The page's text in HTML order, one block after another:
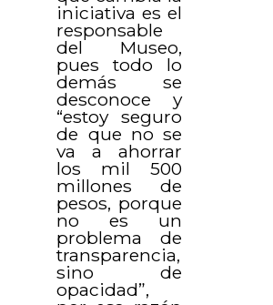
iniciativa es el
responsable
del Museo,
pues todo lo
demás se
desconoce y
“estoy seguro
de que no se
va a ahorrar
los mil 500
millones de
pesos, porque
no es un
problema de
transparencia,
sino de
opacidad”,